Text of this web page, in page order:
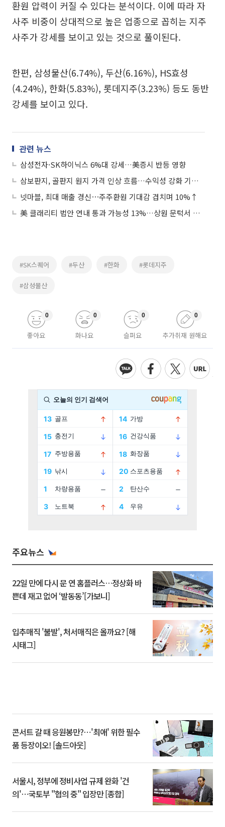
환원 압력이 커질 수 있다는 분석이다. 이에 따라 자
사주 비중이 상대적으로 높은 업종으로 꼽히는 지주
사주가 강세를 보이고 있는 것으로 풀이된다.
한편, 삼성물산(6.74%), 두산(6.16%), HS효성
(4.24%), 한화(5.83%), 롯데지주(3.23%) 등도 동반
강세를 보이고 있다.
관련 뉴스
삼성전자·SK하이닉스 6%대 강세…美증시 반등 영향
삼보판지, 골판지 원지 가격 인상 흐름…수익성 강화 기대감에 상승세
넷마블, 최대 매출 경신⋯주주환원 기대감 겹치며 10%↑
美 클래리티 법안 연내 통과 가능성 13%…상원 문턱서 제동
#SK스퀘어 #두산 #한화 #롯데지주
#삼성물산
좋아요
0
화나요
0
슬퍼요
0
추가취재 원해요
0
주요뉴스
22일 만에 다시 문 연 홈플러스…정상화 바
쁜데 재고 없어 ‘발동동’[가보니]
입추매직 '불발', 처서매직은 올까요? [해
시태그]
콘서트 갈 때 응원봉만?⋯'최애' 위한 필수
품 등장이오! [솔드아웃]
서울시, 정부에 정비사업 규제 완화 '건
의'⋯국토부 "협의 중" 입장만 [종합]